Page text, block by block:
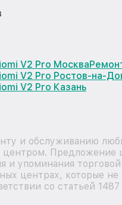
V2 Pro Москва
V2 Pro Ростов-на-
V2 Pro Казань
и обслуживанию
центром.
и упоминания
центрах, которые
со статьей